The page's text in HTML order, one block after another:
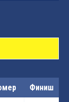
Финиш